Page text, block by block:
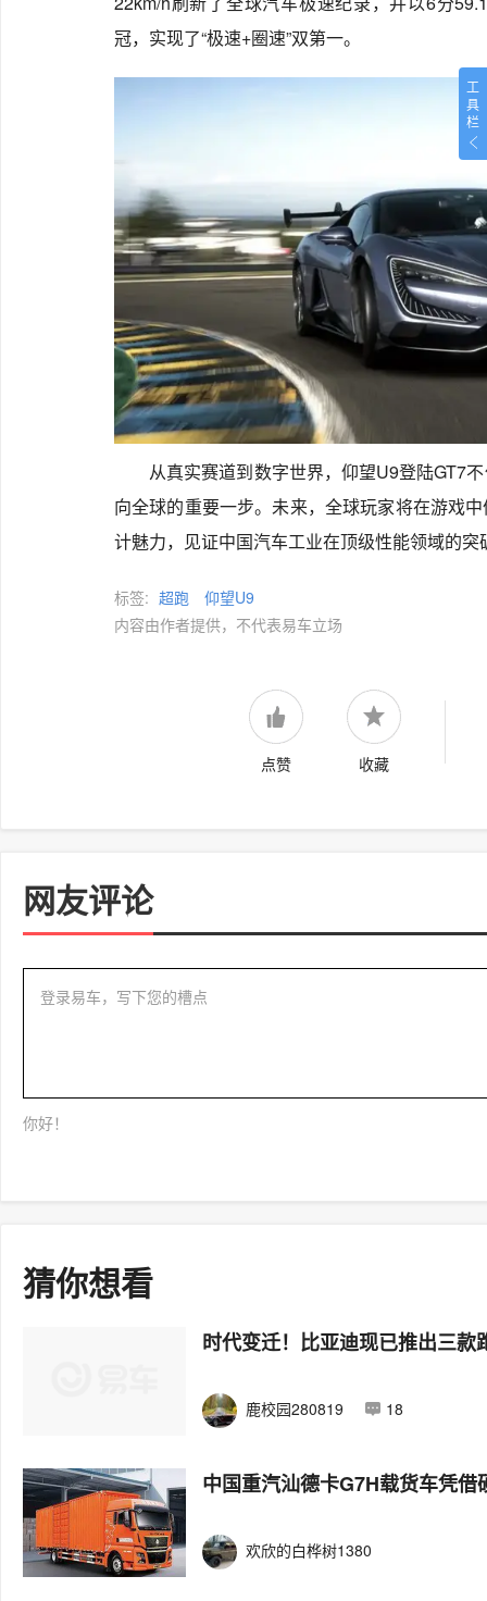
工
具
栏
冠，实现了“极速+圈速”双第一。
从真实赛道到数字世界，仰望U9登陆GT7
向全球的重要一步。未来，全球玩家将在游戏
计魅力，见证中国汽车工业在顶级性能领域的突
标签: 超跑
仰望U9
内容由作者提供，不代表易车立场
点赞 收藏
网友评论
登录易车，写下您的槽点
你好！
猜你想看
时代变迁！比亚迪现已推出三款
鹿校园280819 18
中国重汽汕德卡G7H载货车凭
欢欣的白桦树1380